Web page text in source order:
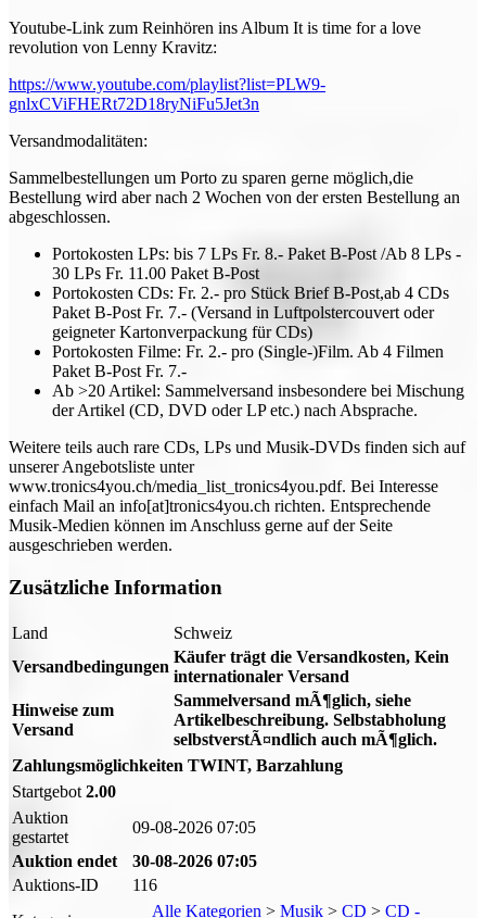
Youtube-Link zum Reinhören ins Album It is time for a love
revolution von Lenny Kravitz:
https://www.youtube.com/playlist?list=PLW9-
gnlxCViFHERt72D18ryNiFu5Jet3n
Versandmodalitäten:
Sammelbestellungen um Porto zu sparen gerne möglich,die
Bestellung wird aber nach 2 Wochen von der ersten Bestellung an
abgeschlossen.
Portokosten LPs: bis 7 LPs Fr. 8.- Paket B-Post /Ab 8 LPs -
30 LPs Fr. 11.00 Paket B-Post
Portokosten CDs: Fr. 2.- pro Stück Brief B-Post,ab 4 CDs
Paket B-Post Fr. 7.- (Versand in Luftpolstercouvert oder
geigneter Kartonverpackung für CDs)
Portokosten Filme: Fr. 2.- pro (Single-)Film. Ab 4 Filmen
Paket B-Post Fr. 7.-
Ab >20 Artikel: Sammelversand insbesondere bei Mischung
der Artikel (CD, DVD oder LP etc.) nach Absprache.
Weitere teils auch rare CDs, LPs und Musik-DVDs finden sich auf
unserer Angebotsliste unter
www.tronics4you.ch/media_list_tronics4you.pdf. Bei Interesse
einfach Mail an info[at]tronics4you.ch richten. Entsprechende
Musik-Medien können im Anschluss gerne auf der Seite
ausgeschrieben werden.
Zusätzliche Information
Land
Schweiz
Versandbedingungen
Käufer trägt die Versandkosten, Kein
internationaler Versand
Hinweise zum
Versand
Sammelversand mÃ¶glich, siehe
Artikelbeschreibung. Selbstabholung
selbstverstÃ¤ndlich auch mÃ¶glich.
Zahlungsmöglichkeiten TWINT, Barzahlung
Startgebot 2.00
Auktion
gestartet
09-08-2026 07:05
Auktion endet
30-08-2026 07:05
Auktions-ID
116
Alle Kategorien > Musik > CD > CD -